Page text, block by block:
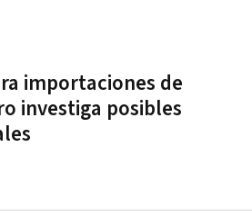
importaciones de
investiga posibles